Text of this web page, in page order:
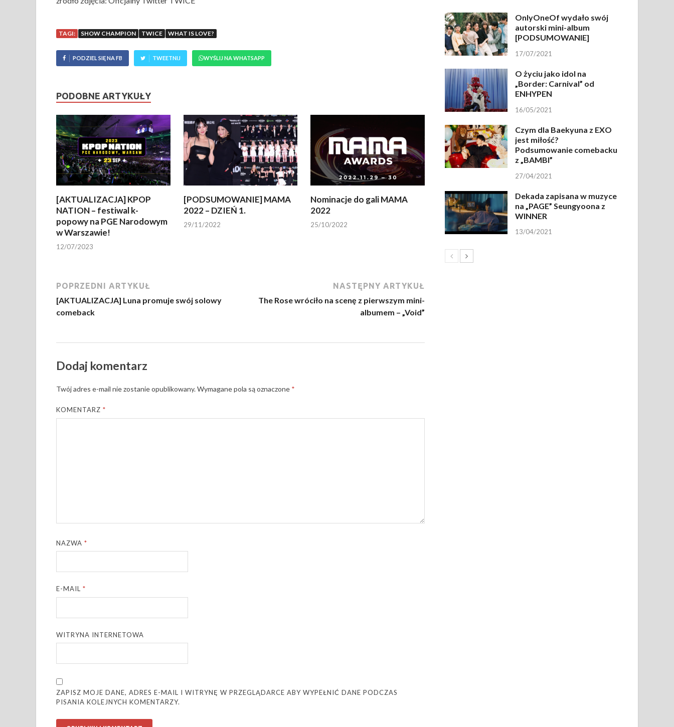
TAGI: SHOW CHAMPION TWICE WHAT IS LOVE?
PODZIEL SIĘ NA FB TWEETNIJ WYŚLIJ NA WHATSAPP
PODOBNE ARTYKUŁY
[AKTUALIZACJA] KPOP
NATION – festiwal k-
popowy na PGE Narodowym
w Warszawie!
12/07/2023
[PODSUMOWANIE] MAMA
2022 – DZIEŃ 1.
29/11/2022
Nominacje do gali MAMA
2022
25/10/2022
POPRZEDNI ARTYKUŁ
[AKTUALIZACJA] Luna promuje swój solowy
comeback
NASTĘPNY ARTYKUŁ
The Rose wróciło na scenę z pierwszym mini-
albumem – „Void”
Dodaj komentarz
Twój adres e-mail nie zostanie opublikowany.Wymagane pola są oznaczone *
KOMENTARZ*
NAZWA*
E-MAIL*
WITRYNA INTERNETOWA
ZAPISZ MOJE DANE, ADRES E-MAIL I WITRYNĘ W PRZEGLĄDARCE ABY WYPEŁNIĆ DANE PODCZAS
PISANIA KOLEJNYCH KOMENTARZY.
OnlyOneOf wydało swój
autorski mini-album
[PODSUMOWANIE]
17/07/2021
O życiu jako idol na
„Border: Carnival” od
ENHYPEN
16/05/2021
Czym dla Baekyuna z EXO
jest miłość?
Podsumowanie comebacku
z „BAMBI”
27/04/2021
Dekada zapisana w muzyce
na „PAGE” Seungyoona z
WINNER
13/04/2021